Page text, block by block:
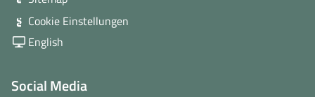
Cookie Einstellungen
English
Social Media